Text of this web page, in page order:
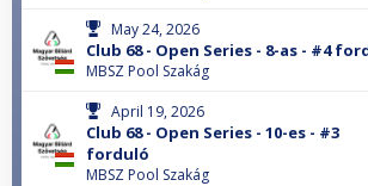
May 24, 2026
Club 68 - Open Series - 8-as - #4
MBSZ Pool Szakág
April 19, 2026
Club 68 - Open Series - 10-es - #3
forduló
MBSZ Pool Szakág